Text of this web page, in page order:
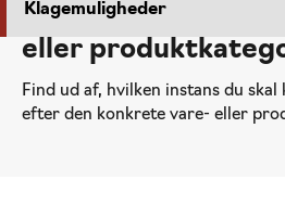
Find klageinstans
eller
Find ud af, hvilken instans du skal
efter den konkrete vare- eller
Klagemuligheder